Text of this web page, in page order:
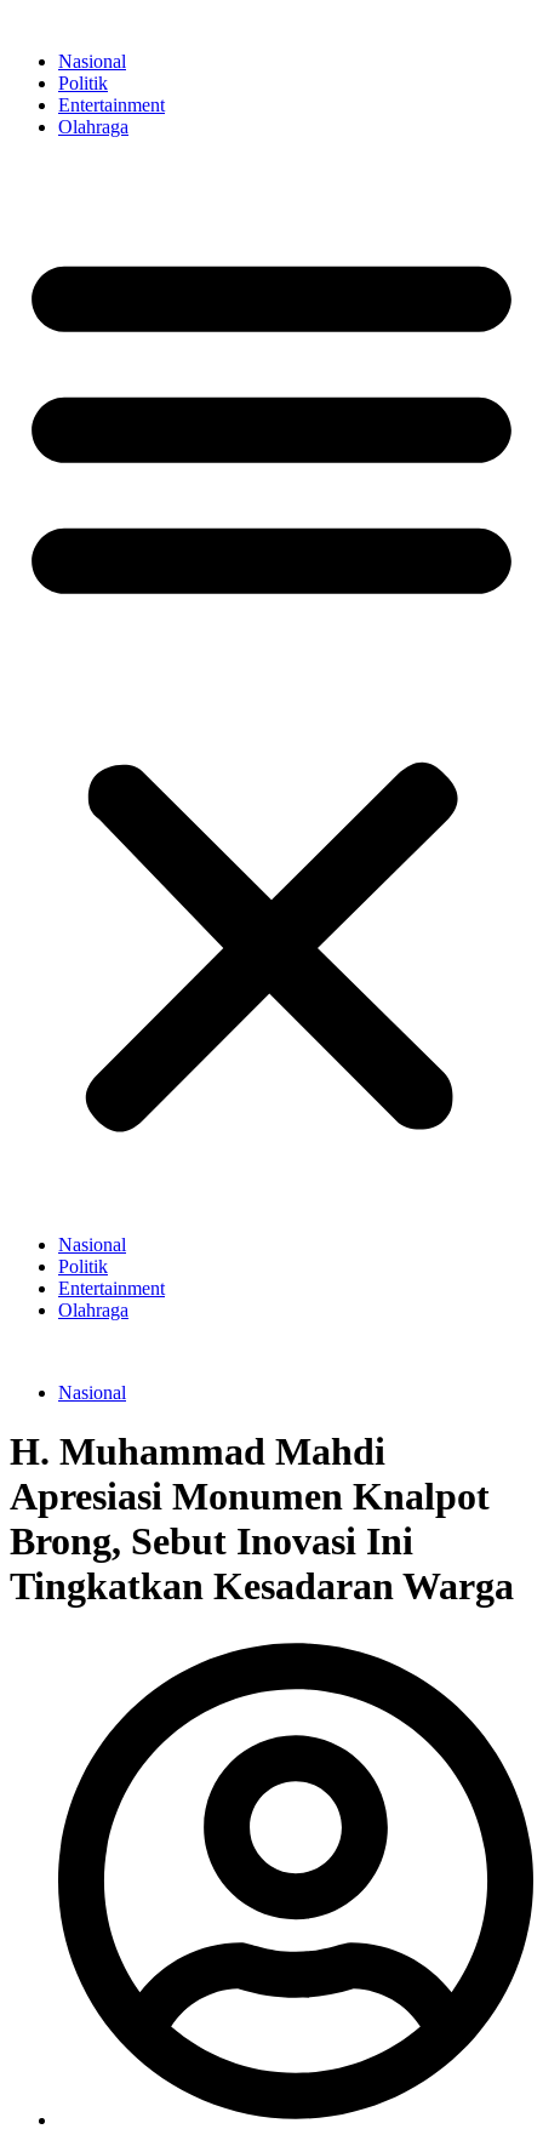
contentNasional
Politik
Entertainment
Olahraga
Nasional
Politik
Entertainment
Olahraga
Nasional
H. Muhammad Mahdi
Apresiasi Monumen Knalpot
Brong, Sebut Inovasi Ini
Tingkatkan Kesadaran Warga